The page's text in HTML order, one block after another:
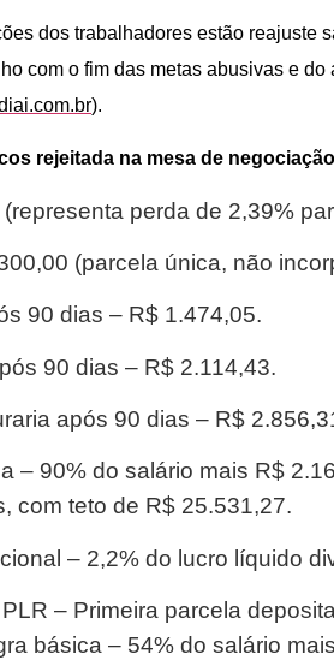
dos trabalhadores estão reajuste
com o fim das metas abusivas e
).
rejeitada na mesa de
perda de 2,39%
(parcela única, não
90 dias – R$ 1.474,05.
90 dias – R$ 2.114,43.
após 90 dias – R$
– 90% do salário mais R$
com teto de R$ 25.531,27.
– 2,2% do lucro líquido
– Primeira parcela
básica – 54% do salário